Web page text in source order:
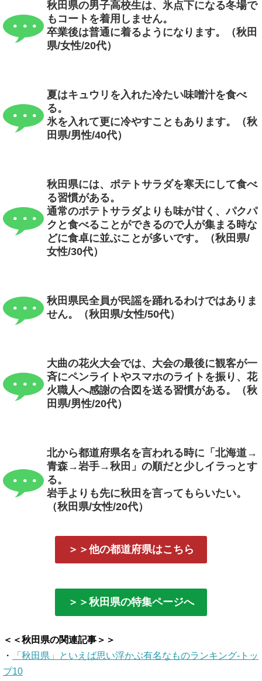
秋田県の男子高校生は、氷点下になる冬場で
もコートを着用しません。
卒業後は普通に着るようになります。（秋田
県/女性/20代）
夏はキュウリを入れた冷たい味噌汁を食べ
る。
氷を入れて更に冷やすこともあります。（秋
田県/男性/40代）
秋田県には、ポテトサラダを寒天にして食べ
る習慣がある。
通常のポテトサラダよりも味が甘く、パクパ
クと食べることができるので人が集まる時な
どに食卓に並ぶことが多いです。（秋田県/
女性/30代）
秋田県民全員が民謡を踊れるわけではありま
せん。（秋田県/女性/50代）
大曲の花火大会では、大会の最後に観客が一
斉にペンライトやスマホのライトを振り、花
火職人へ感謝の合図を送る習慣がある。（秋
田県/男性/20代）
北から都道府県名を言われる時に「北海道→
青森→岩手→秋田」の順だと少しイラっとす
る。
岩手よりも先に秋田を言ってもらいたい。
（秋田県/女性/20代）
＞＞他の都道府県はこちら
＞＞秋田県の特集ページへ
＜＜秋田県の関連記事＞＞
・
「秋田県」といえば思い浮かぶ有名なものランキング-トッ
プ10